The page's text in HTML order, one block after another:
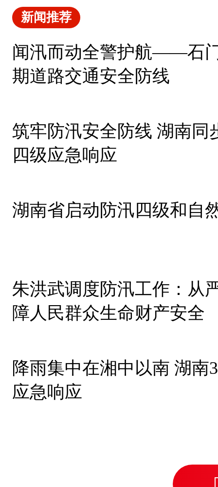
新闻推荐
闻汛而动全警护航——石
期道路交通安全防线
筑牢防汛安全防线 湖南同
四级应急响应
湖南省启动防汛四级和自
朱洪武调度防汛工作：从
障人民群众生命财产安全
降雨集中在湘中以南 湖
应急响应